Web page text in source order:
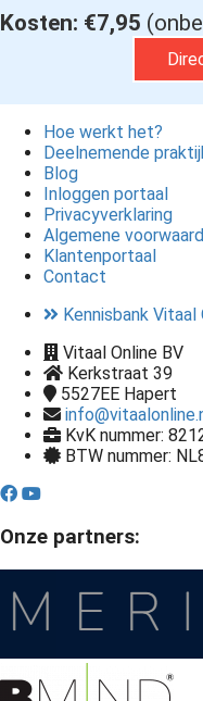
Kosten: €7,95
Hoe werkt het?
Deelnemende
Blog
Inloggen portaal
Privacyverklaring
Algemene
Klantenportaal
Contact
Kennisbank Vitaal
Vitaal Online BV
Kerkstraat 39
5527EE Hapert
KvK nummer:
BTW nummer:
Onze partners: